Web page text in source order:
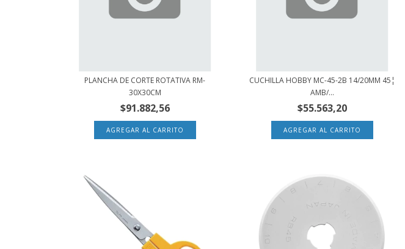
PLANCHA DE CORTE ROTATIVA RM-
30X30CM
$91.882,56
CUCHILLA HOBBY MC-45-2B 14/20MM 45¦
AMB/...
$55.563,20